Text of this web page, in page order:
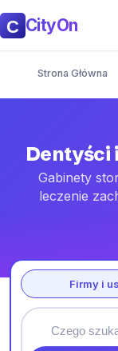
CityOn
Strona Główna
Dentyści
Gabinety
leczenie
Firmy i